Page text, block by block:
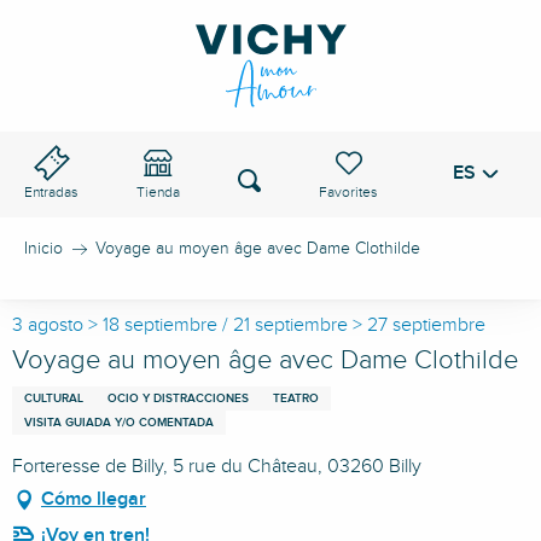
Entradas Tienda
Voir les favoris
Buscar ES
Inicio Voyage au moyen âge avec Dame Clothilde
3 agosto > 18 septiembre / 21 septiembre > 27 septiembre
Voyage au moyen âge avec Dame Clothilde
CULTURAL OCIO Y DISTRACCIONES
TEATRO
VISITA GUIADA Y/O COMENTADA
Forteresse de Billy, 5 rue du Château, 03260 Billy
Cómo llegar
¡Voy en tren!